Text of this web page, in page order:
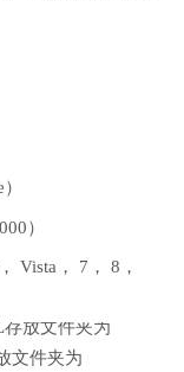
）
Vista， 7， 8，
放文件夹为
文件夹为